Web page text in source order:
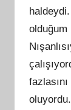
olduğum